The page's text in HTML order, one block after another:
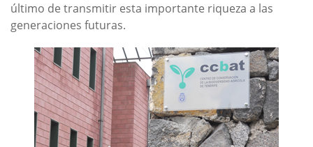
último de transmitir esta importante riqueza a las
generaciones futuras.